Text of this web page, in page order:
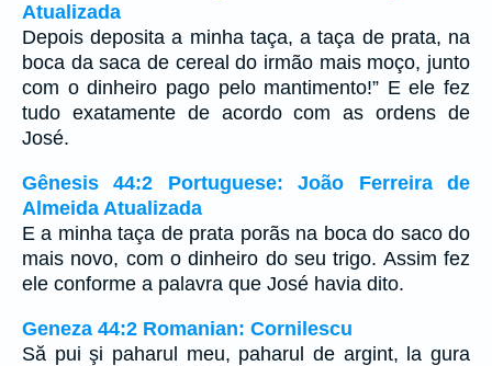
Atualizada
Depois deposita a minha taça, a taça de prata, na
boca da saca de cereal do irmão mais moço, junto
com o dinheiro pago pelo mantimento!” E ele fez
tudo exatamente de acordo com as ordens de
José.
Gênesis 44:2 Portuguese: João Ferreira de
Almeida Atualizada
E a minha taça de prata porãs na boca do saco do
mais novo, com o dinheiro do seu trigo. Assim fez
ele conforme a palavra que José havia dito.
Geneza 44:2 Romanian: Cornilescu
Să pui şi paharul meu, paharul de argint, la gura